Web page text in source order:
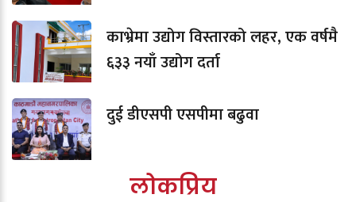
काभ्रेमा उद्योग विस्तारको लहर, एक वर्षमै
६३३ नयाँ उद्योग दर्ता
दुई डीएसपी एसपीमा बढुवा
लोकप्रिय